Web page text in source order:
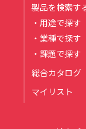
製品を検索す
・用途で探す
・業種で探す
・課題で探す
総合カタログ
マイリスト